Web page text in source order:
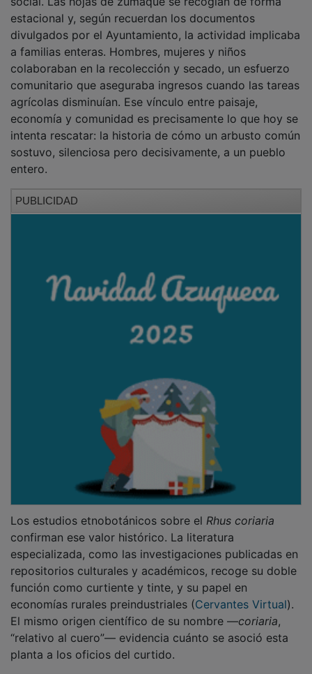
estacional y, según recuerdan los documentos
divulgados por el Ayuntamiento, la actividad implicaba
a familias enteras. Hombres, mujeres y niños
colaboraban en la recolección y secado, un esfuerzo
comunitario que aseguraba ingresos cuando las tareas
agrícolas disminuían. Ese vínculo entre paisaje,
economía y comunidad es precisamente lo que hoy se
intenta rescatar: la historia de cómo un arbusto común
sostuvo, silenciosa pero decisivamente, a un pueblo
entero.
confirman ese valor histórico. La literatura
especializada, como las investigaciones publicadas en
repositorios culturales y académicos, recoge su doble
función como curtiente y tinte, y su papel en
economías rurales preindustriales (Cervantes Virtual
El mismo origen científico de su nombre —coriaria,
“relativo al cuero”— evidencia cuánto se asoció esta
planta a los oficios del curtido.